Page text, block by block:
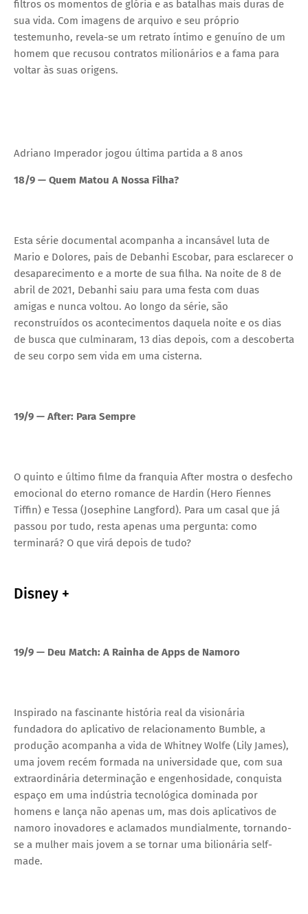
filtros os momentos de glória e as batalhas mais duras de
sua vida. Com imagens de arquivo e seu próprio
testemunho, revela-se um retrato íntimo e genuíno de um
homem que recusou contratos milionários e a fama para
voltar às suas origens.
Adriano Imperador jogou última partida a 8 anos
18/9 — Quem Matou A Nossa Filha?
Esta série documental acompanha a incansável luta de
Mario e Dolores, pais de Debanhi Escobar, para esclarecer o
desaparecimento e a morte de sua filha. Na noite de 8 de
abril de 2021, Debanhi saiu para uma festa com duas
amigas e nunca voltou. Ao longo da série, são
reconstruídos os acontecimentos daquela noite e os dias
de busca que culminaram, 13 dias depois, com a descoberta
de seu corpo sem vida em uma cisterna.
19/9 — After: Para Sempre
O quinto e último filme da franquia After mostra o desfecho
emocional do eterno romance de Hardin (Hero Fiennes
Tiffin) e Tessa (Josephine Langford). Para um casal que já
passou por tudo, resta apenas uma pergunta: como
terminará? O que virá depois de tudo?
Disney +
19/9 — Deu Match: A Rainha de Apps de Namoro
Inspirado na fascinante história real da visionária
fundadora do aplicativo de relacionamento Bumble, a
produção acompanha a vida de Whitney Wolfe (Lily James),
uma jovem recém formada na universidade que, com sua
extraordinária determinação e engenhosidade, conquista
espaço em uma indústria tecnológica dominada por
homens e lança não apenas um, mas dois aplicativos de
namoro inovadores e aclamados mundialmente, tornando-
se a mulher mais jovem a se tornar uma bilionária self-
made.